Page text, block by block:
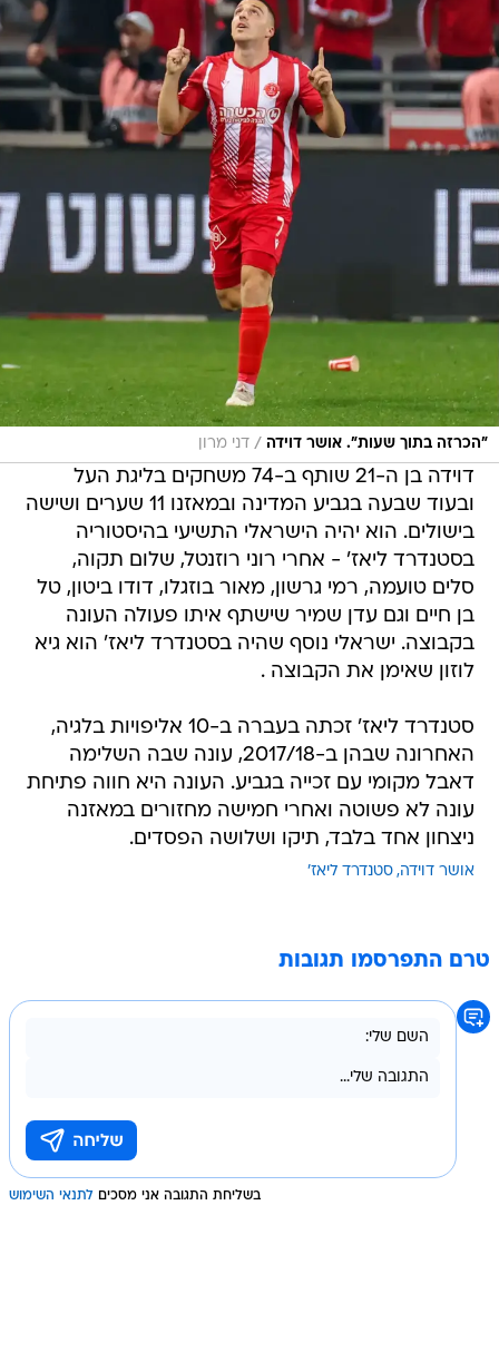
"הכרזה בתוך שעות". אושר דוידה / דני מרון
דוידה בן ה-21 שותף ב-74 משחקים בליגת העל
ובעוד שבעה בגביע המדינה ובמאזנו 11 שערים ושישה
בישולים. הוא יהיה הישראלי התשיעי בהיסטוריה
בסטנדרד ליאז' - אחרי רוני רוזנטל, שלום תקוה,
סלים טועמה, רמי גרשון, מאור בוזגלו, דודו ביטון, טל
בן חיים וגם עדן שמיר שישתף איתו פעולה העונה
בקבוצה. ישראלי נוסף שהיה בסטנדרד ליאז' הוא גיא
לוזון שאימן את הקבוצה .
סטנדרד ליאז' זכתה בעברה ב-10 אליפויות בלגיה,
האחרונה שבהן ב-2017/18, עונה שבה השלימה
דאבל מקומי עם זכייה בגביע. העונה היא חווה פתיחת
עונה לא פשוטה ואחרי חמישה מחזורים במאזנה
ניצחון אחד בלבד, תיקו ושלושה הפסדים.
אושר דוידה סטנדרד ליאז'
טרם התפרסמו תגובות
בשליחת התגובה אני מסכים לתנאי השימוש